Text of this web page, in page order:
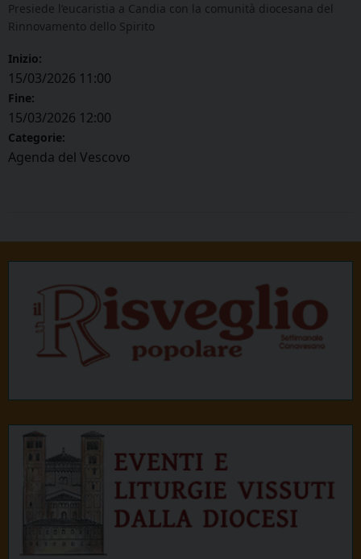
Presiede l’eucaristia a Candia con la comunità diocesana del
Rinnovamento dello Spirito
Inizio:
15/03/2026 11:00
Fine:
15/03/2026 12:00
Categorie:
Agenda del Vescovo